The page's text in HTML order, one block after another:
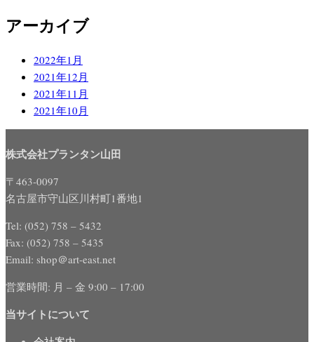
アーカイブ
2022年1月
2021年12月
2021年11月
2021年10月
株式会社プランタン山田
〒463-0097
名古屋市守山区川村町1番地1
Tel: (052) 758 – 5432
Fax: (052) 758 – 5435
Email: shop＠art-east.net
営業時間: 月 – 金 9:00 – 17:00
当サイトについて